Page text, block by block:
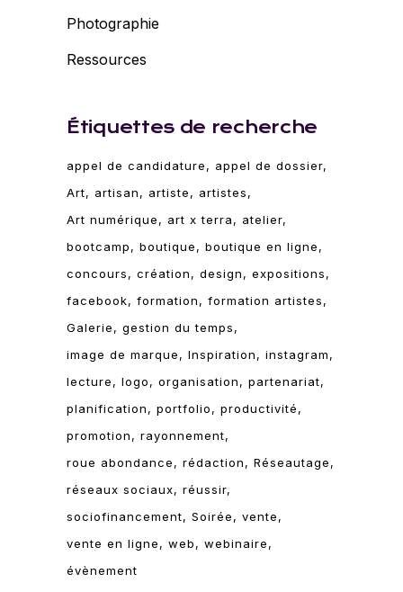
Photographie
Ressources
Étiquettes de recherche
appel de candidature
appel de dossier
Art
artisan artiste
artistes
Art numérique
art x terra
atelier
bootcamp
boutique
boutique en ligne
concours
création design
expositions
facebook
formation
formation artistes
Galerie
gestion du temps
image de marque
Inspiration
instagram
lecture
logo organisation
partenariat
planification
portfolio
productivité
promotion
rayonnement
roue abondance
rédaction
Réseautage
réseaux sociaux
réussir
sociofinancement
Soirée
vente
vente en ligne
web
webinaire
évènement